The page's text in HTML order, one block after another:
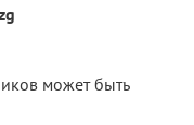
может быть